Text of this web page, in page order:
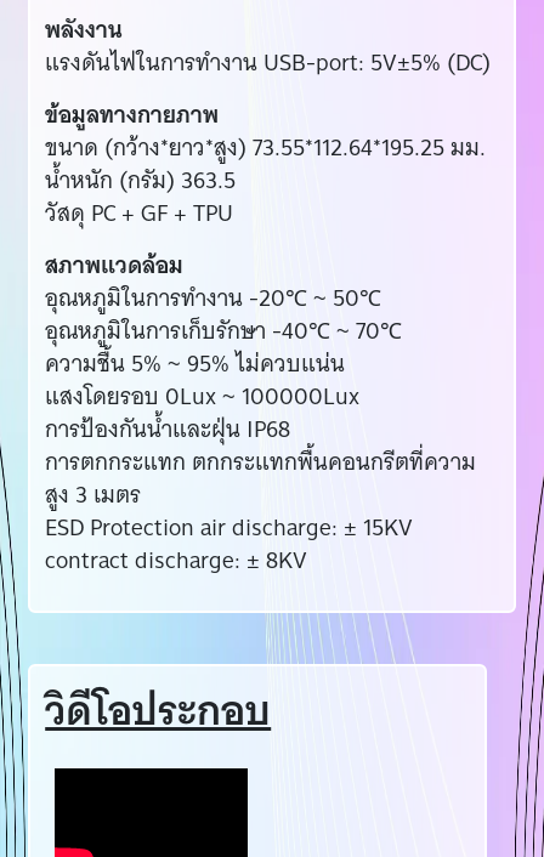
พลังงาน
แรงดันไฟในการทำงาน USB-port: 5V±5% (DC)
ข้อมูลทางกายภาพ
ขนาด (กว้าง*ยาว*สูง) 73.55*112.64*195.25 มม.
น้ำหนัก (กรัม) 363.5
วัสดุ PC + GF + TPU
สภาพแวดล้อม
อุณหภูมิในการทำงาน -20℃ ~ 50℃
อุณหภูมิในการเก็บรักษา -40℃ ~ 70℃
ความชื้น 5% ~ 95% ไม่ควบแน่น
แสงโดยรอบ 0Lux ~ 100000Lux
การป้องกันน้ำและฝุ่น IP68
การตกกระแทก ตกกระแทกพื้นคอนกรีตที่ความ
สูง 3 เมตร
ESD Protection air discharge: ± 15KV
contract discharge: ± 8KV
วิดีโอประกอบ